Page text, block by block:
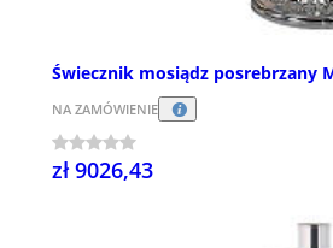
Świecznik mosiądz posrebrzany
NA ZAMÓWIENIE
zł 9026,43